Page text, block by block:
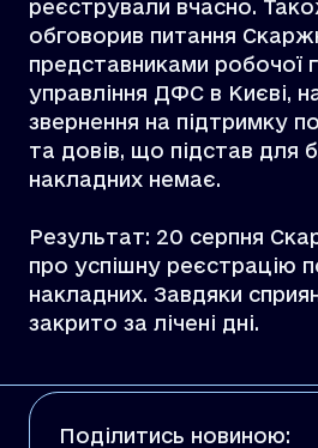
реєстрували вчасно.
обговорив питання
представниками робочої
управління ДФС в Києві,
звернення на підтримку
та довів, що підстав для
накладних немає.
Результат: 20 серпня
про успішну реєстрацію
накладних. Завдяки
закрито за лічені дні.
Поділитись новиною: